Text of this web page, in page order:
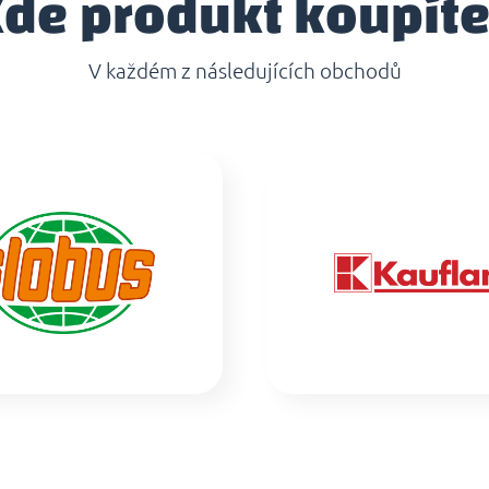
V každém z následujících obchodů